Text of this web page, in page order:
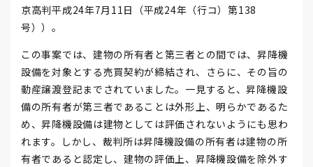
京高判平成24年7月11日（平成24年（行コ）第138
号））。
この事案では、建物の所有者と第三者との間では、昇降機
設備を対象とする売買契約が締結され、さらに、その旨の
動産譲渡登記までされていました。一見すると、昇降機設
備の所有者が第三者であることは外形上、明らかであるた
め、昇降機設備は建物としては評価されないようにも思わ
れます。しかし、裁判所は昇降機設備の所有者は建物の所
有者であると認定し、建物の評価上、昇降機設備を除外す